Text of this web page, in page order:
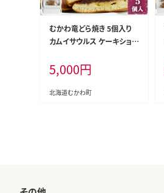
むかわ竜どら焼き 5個入り
カムイサウルス ケーキショッ
5,000円
北海道むかわ町